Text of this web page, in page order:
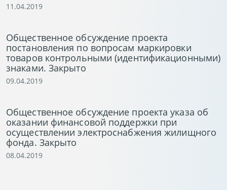
11.04.2019
Общественное обсуждение проекта
постановления по вопросам маркировки
товаров контрольными (идентификационными)
знаками. Закрыто
09.04.2019
Общественное обсуждение проекта указа об
оказании финансовой поддержки при
осуществлении электроснабжения жилищного
фонда. Закрыто
08.04.2019